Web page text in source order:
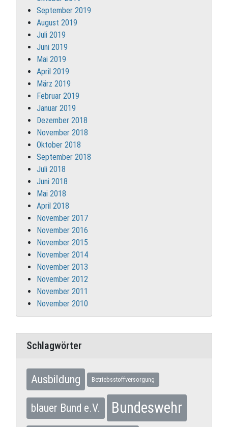
September 2019
August 2019
Juli 2019
Juni 2019
Mai 2019
April 2019
März 2019
Februar 2019
Januar 2019
Dezember 2018
November 2018
Oktober 2018
September 2018
Juli 2018
Juni 2018
Mai 2018
April 2018
November 2017
November 2016
November 2015
November 2014
November 2013
November 2012
November 2011
November 2010
Schlagwörter
Ausbildung Betriebsstoffversorgung
blauer Bund e.V. Bundeswehr